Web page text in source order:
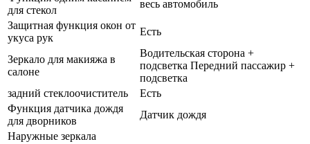
для стекол
весь автомобиль
Защитная функция окон от
укуса рук
Есть
Зеркало для макияжа в
салоне
Водительская сторона +
подсветка Передний пассажир +
подсветка
задний стеклоочиститель
Есть
Функция датчика дождя
для дворников
Датчик дождя
Наружные зеркала